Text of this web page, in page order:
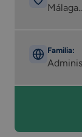
Familia: